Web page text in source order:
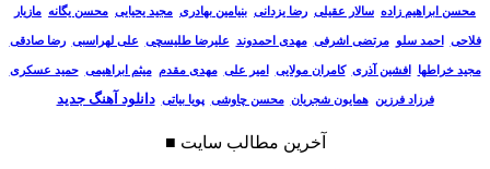
محسن ابراهیم زاده سالار عقیلی رضا یزدانی بنیامین بهادری مجید یحیایی محسن یگانه مازیار
فلاحی احمد سلو مرتضی اشرفی مهدی احمدوند علیرضا طلیسچی علی لهراسبی رضا صادقی
مجید خراطها افشین آذری کامران مولایی امیر علی مهدی مقدم میثم ابراهیمی حمید عسکری
فرزاد فرزین همایون شجریان محسن چاوشی پویا بیاتی دانلود آهنگ جدید
■ آخرین مطالب سایت